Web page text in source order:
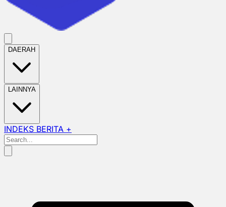
DAERAH
LAINNYA
INDEKS BERITA +